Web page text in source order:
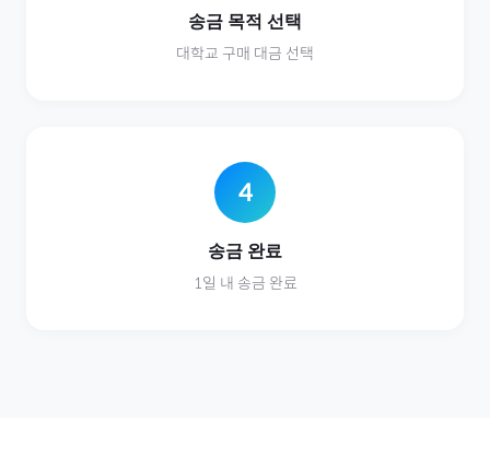
송금 목적 선택
대학교 구매 대금 선택
4
송금 완료
1일 내 송금 완료